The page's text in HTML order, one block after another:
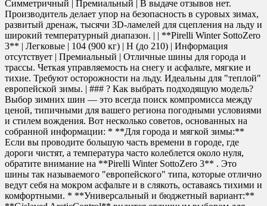
Симметричный | Премиальный | В выдаче отзывов нет.
Производитель делает упор на безопасность в суровых зимах,
развитый дренаж, тысячи 3D-ламелей для сцепления на льду и
широкий температурный диапазон. | | **Pirelli Winter SottoZero
3** | Легковые | 104 (900 кг) | H (до 210) | Информация
отсутствует | Премиальный | Отличные шины для города и
трассы. Четкая управляемость на снегу и асфальте, мягкие и
тихие. Требуют осторожности на льду. Идеальны для "теплой"
европейской зимы. | ### ? Как выбрать подходящую модель?
Выбор зимних шин — это всегда поиск компромисса между
ценой, типичными для вашего региона погодными условиями
и стилем вождения. Вот несколько советов, основанных на
собранной информации: * **Для города и мягкой зимы:**
Если вы проводите большую часть времени в городе, где
дороги чистят, а температура часто колеблется около нуля,
обратите внимание на **Pirelli Winter SottoZero 3** . Это
шины так называемого "европейского" типа, которые отлично
ведут себя на мокром асфальте и в слякоть, оставаясь тихими и
комфортными. * **Универсальный и бюджетный вариант:**